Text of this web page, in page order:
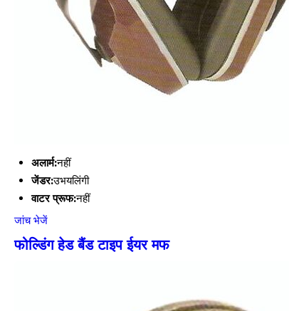
अलार्म:नहीं
जेंडर:उभयलिंगी
वाटर प्रूफ:नहीं
जांच भेजें
फोल्डिंग हेड बैंड टाइप ईयर मफ